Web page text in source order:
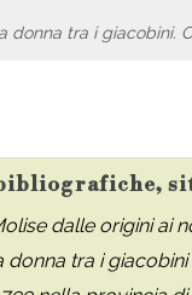
donna tra i giacobini.
dalle origini ai
donna tra i